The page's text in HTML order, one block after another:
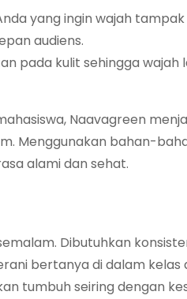
yang ingin wajah
audiens.
pada kulit sehingga
Naavagreen
Menggunakan bahan-
alami dan sehat.
Dibutuhkan
bertanya di dalam
tumbuh seiring dengan